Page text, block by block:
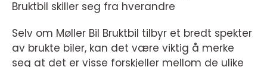
Bruktbil skiller seg fra hverandre
Selv om Møller Bil Bruktbil tilbyr et bredt spekter
av brukte biler, kan det være viktig å merke
seg at det er visse forskjeller mellom de ulike